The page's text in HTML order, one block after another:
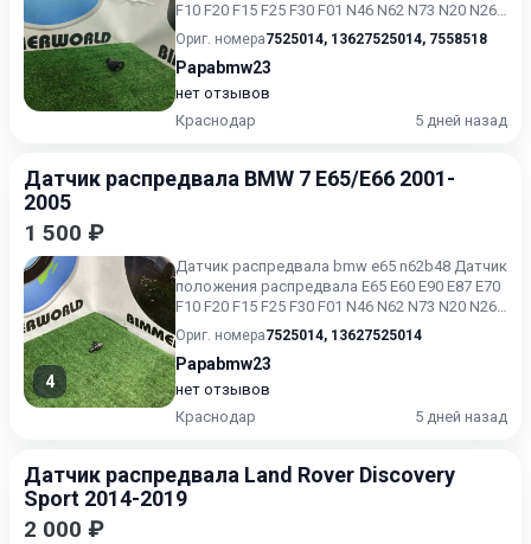
F10 F20 F15 F25 F30 F01 N46 N62 N73 N20 N26
В отличном со...
Ориг. номера7525014, 13627525014, 7558518
Papabmw23
нет отзывов
Краснодар
5 дней назад
Датчик распредвала BMW 7 E65/E66 2001-
2005
1 500 ₽
4
Датчик распредвала bmw e65 n62b48 Датчик
положения распредвала Е65 Е60 Е90 Е87 Е70
F10 F20 F15 F25 F30 F01 N46 N62 N73 N20 N26
В отличном со...
Ориг. номера7525014, 13627525014
Papabmw23
нет отзывов
Краснодар
5 дней назад
Датчик распредвала Land Rover Discovery
Sport 2014-2019
2 000 ₽